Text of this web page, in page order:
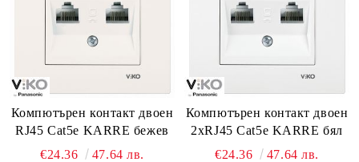
Компютърен контакт двоен
RJ45 Cat5e KARRE бежев
€24.36
47.64 лв.
Компютърен контакт двоен
2хRJ45 Cat5e KARRE бял
€24.36
47.64 лв.